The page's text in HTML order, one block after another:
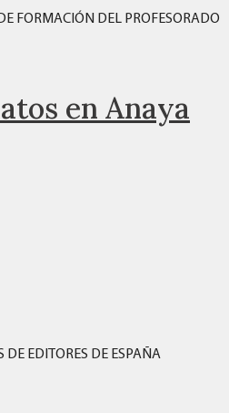
FORMACIÓN DEL PROFESORADO
en Anaya
EDITORES DE ESPAÑA